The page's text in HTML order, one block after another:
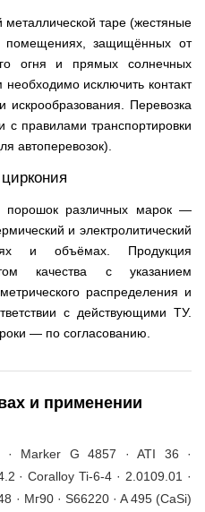
таре (жестяные
помещениях, защищённых от
огня и прямых солнечных
исключить контакт
искрообразования. Перевозка
с правилами транспортировки
автоперевозок).
порошок различных марок —
и электролитический
и объёмах. Продукция
качества с указанием
распределения и
с действующими ТУ.
— по согласованию.
и применении
· Marker G 4857 · ATI 36 ·
· Coralloy Ti-6-4 · 2.0109.01 ·
· Мг90 · S66220 · A 495 (CaSi)